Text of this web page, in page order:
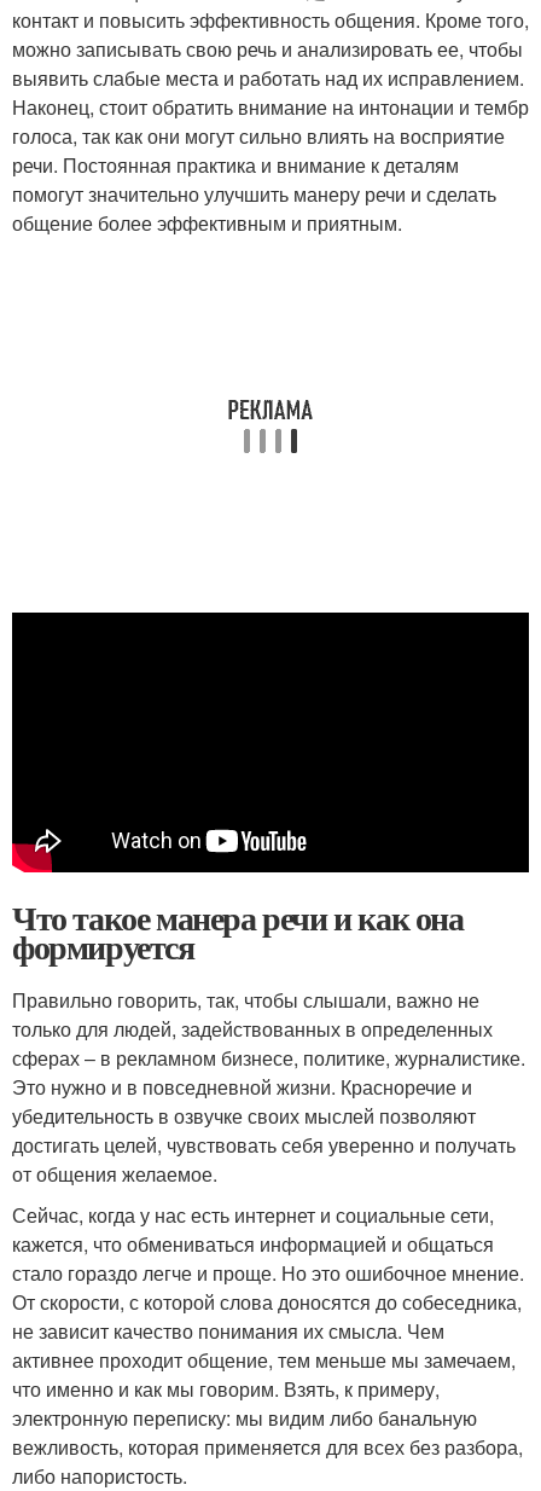
контакт и повысить эффективность общения. Кроме того,
можно записывать свою речь и анализировать ее, чтобы
выявить слабые места и работать над их исправлением.
Наконец, стоит обратить внимание на интонации и тембр
голоса, так как они могут сильно влиять на восприятие
речи. Постоянная практика и внимание к деталям
помогут значительно улучшить манеру речи и сделать
общение более эффективным и приятным.
Что такое манера речи и как она
формируется
Правильно говорить, так, чтобы слышали, важно не
только для людей, задействованных в определенных
сферах – в рекламном бизнесе, политике, журналистике.
Это нужно и в повседневной жизни. Красноречие и
убедительность в озвучке своих мыслей позволяют
достигать целей, чувствовать себя уверенно и получать
от общения желаемое.
Сейчас, когда у нас есть интернет и социальные сети,
кажется, что обмениваться информацией и общаться
стало гораздо легче и проще. Но это ошибочное мнение.
От скорости, с которой слова доносятся до собеседника,
не зависит качество понимания их смысла. Чем
активнее проходит общение, тем меньше мы замечаем,
что именно и как мы говорим. Взять, к примеру,
электронную переписку: мы видим либо банальную
вежливость, которая применяется для всех без разбора,
либо напористость.